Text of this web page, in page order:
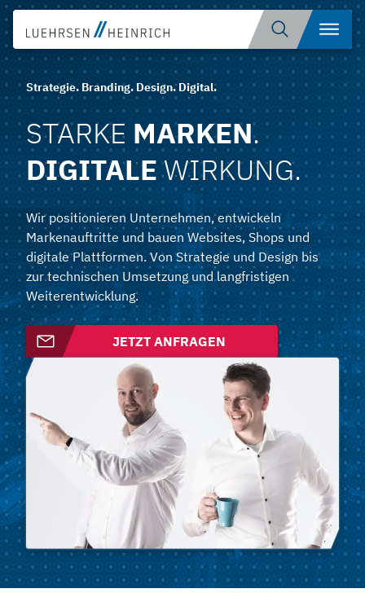
Zum
Inhalt
springen
Suche
öffnen
Menü
Strategie. Branding. Design. Digital.
STARKE MARKEN.
DIGITALEWIRKUNG.
Wir positionieren Unternehmen, entwickeln
Markenauftritte und bauen Websites, Shops und
digitale Plattformen. Von Strategie und Design bis
zur technischen Umsetzung und langfristigen
Weiterentwicklung.
JETZT ANFRAGEN